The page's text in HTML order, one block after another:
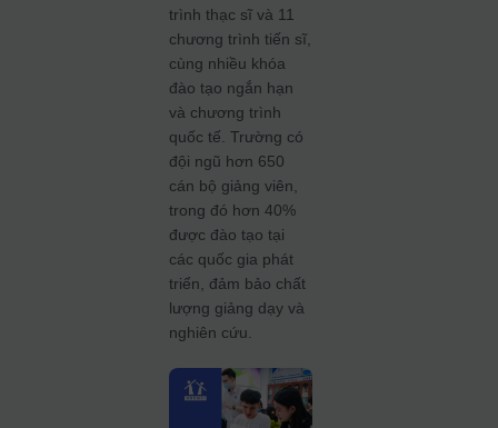
trình thạc sĩ và 11
chương trình tiến sĩ,
cùng nhiều khóa
đào tạo ngắn hạn
và chương trình
quốc tế. Trường có
đội ngũ hơn 650
cán bộ giảng viên,
trong đó hơn 40%
được đào tạo tại
các quốc gia phát
triển, đảm bảo chất
lượng giảng dạy và
nghiên cứu.